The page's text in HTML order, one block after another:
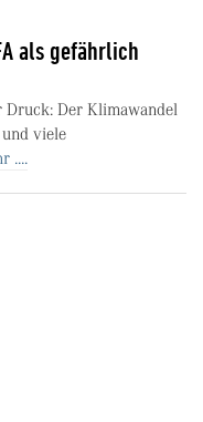
als gefährlich
Druck: Der Klimawandel
viele
....